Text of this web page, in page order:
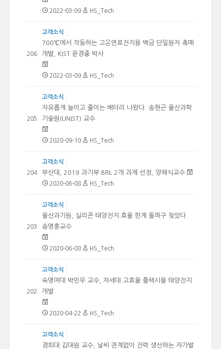
2022-03-09 HS_Tech
206
고객소식
700℃에서 작동하는 고온연료전지용 백금 단일원자 촉매
개발, KIST 윤경중 박사
2022-03-09 HS_Tech
205
고객소식
자유롭게 늘이고 줄이는 배터리 나왔다. 송현곤 울산과학
기술원(UNIST) 교수
2020-09-10 HS_Tech
204
고객소식
부산대, 2019 과기부 BRL 2개 과제 선정, 양해식교수
2020-06-08 HS_Tech
203
고객소식
울산과기원, 실리콘 태양전지 효율 한계 돌파구 찾았다.
송명훈교수
2020-06-08 HS_Tech
202
고객소식
숙명여대 박민우 교수, 차세대 고효율 플렉시블 태양전지
개발
2020-04-22 HS_Tech
고객소식
경희대 김대원 교수, 날씨 관계없이 전력 생산하는 자가발